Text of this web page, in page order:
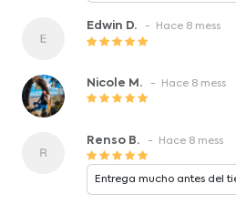
Edwin D. - Hace 8 mess
Nicole M. - Hace 8 mess
Renso B. - Hace 8 mess
Entrega mucho antes del